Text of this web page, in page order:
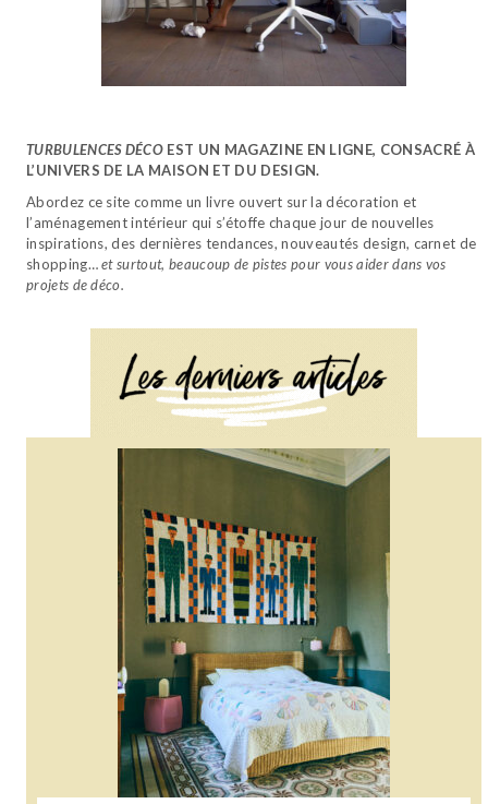
TURBULENCES DÉCO EST UN MAGAZINE EN LIGNE, CONSACRÉ À
L’UNIVERS DE LA MAISON ET DU DESIGN.
Abordez ce site comme un livre ouvert sur la décoration et
l’aménagement intérieur qui s’étoffe chaque jour de nouvelles
inspirations, des dernières tendances, nouveautés design, carnet de
shopping…et surtout, beaucoup de pistes pour vous aider dans vos
projets de déco.